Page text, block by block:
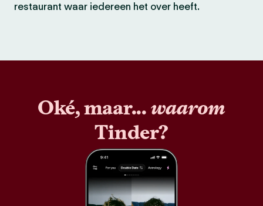
restaurant waar iedereen het over heeft.
Oké, maar...waarom
Tinder?